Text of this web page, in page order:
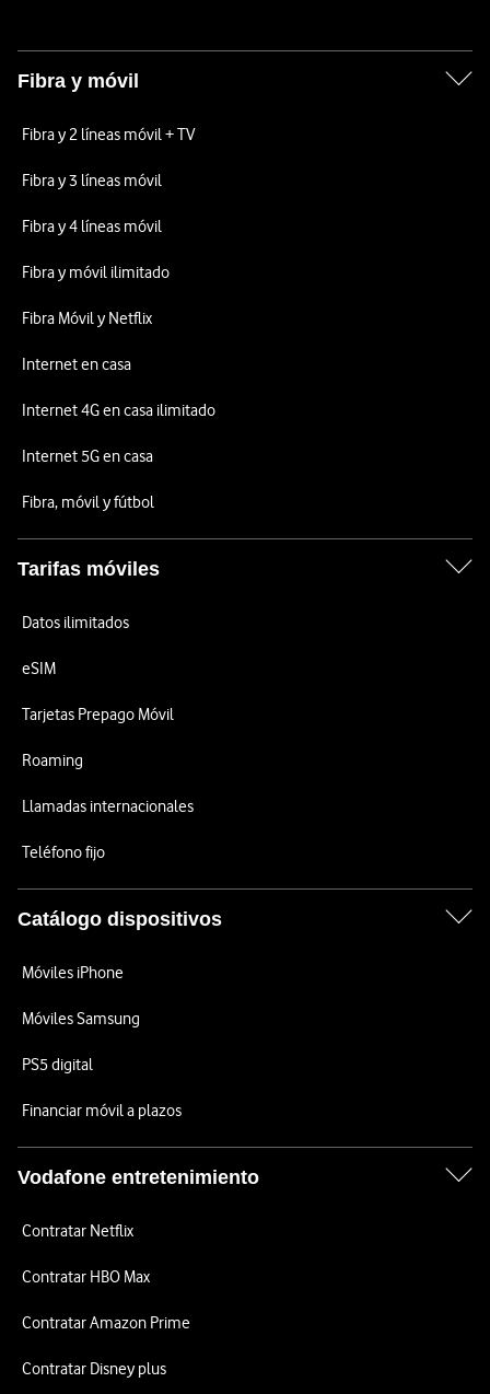
Fibra y móvil
Fibra y 2 líneas móvil + TV
Fibra y 3 líneas móvil
Fibra y 4 líneas móvil
Fibra y móvil ilimitado
Fibra Móvil y Netflix
Internet en casa
Internet 4G en casa ilimitado
Internet 5G en casa
Fibra, móvil y fútbol
Tarifas móviles
Datos ilimitados
eSIM
Tarjetas Prepago Móvil
Roaming
Llamadas internacionales
Teléfono fijo
Catálogo dispositivos
Móviles iPhone
Móviles Samsung
PS5 digital
Financiar móvil a plazos
Vodafone entretenimiento
Contratar Netflix
Contratar HBO Max
Contratar Amazon Prime
Contratar Disney plus